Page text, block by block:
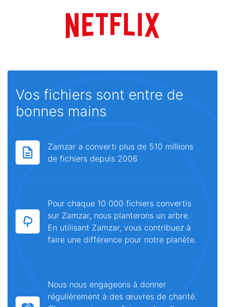
Vos fichiers sont entre de
bonnes mains
Zamzar a converti plus de 510 millions
de fichiers depuis 2006
Pour chaque 10 000 fichiers convertis
sur Zamzar, nous planterons un arbre.
En utilisant Zamzar, vous contribuez à
faire une différence pour notre planète.
Nous nous engageons à donner
régulièrement à des œuvres de charité.